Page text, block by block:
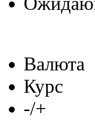
Валюта
Курс
-/+